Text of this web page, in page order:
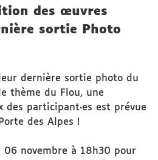
des œuvres
sortie Photo
dernière sortie photo du
thème du Flou, une
des participant·es est prévue
des Alpes !
06 novembre à 18h30 pour